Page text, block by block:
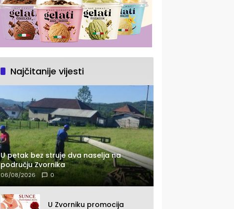
Najčitanije vijesti
U petak bez struje dva naselja na
području Zvornika
06/08/2026 0
U Zvorniku promocija